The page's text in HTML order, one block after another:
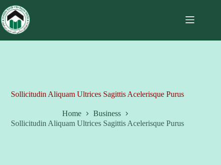
Sollicitudin Aliquam Ultrices Sagittis Acelerisque Purus
Home
Business
Sollicitudin Aliquam Ultrices Sagittis Acelerisque Purus